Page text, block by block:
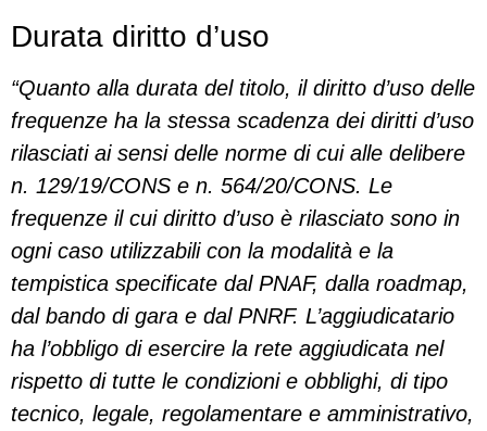
Durata diritto d’uso
“Quanto alla durata del titolo, il diritto d’uso delle
frequenze ha la stessa scadenza dei diritti d’uso
rilasciati ai sensi delle norme di cui alle delibere
n. 129/19/CONS e n. 564/20/CONS. Le
frequenze il cui diritto d’uso è rilasciato sono in
ogni caso utilizzabili con la modalità e la
tempistica specificate dal PNAF, dalla roadmap,
dal bando di gara e dal PNRF. L’aggiudicatario
ha l’obbligo di esercire la rete aggiudicata nel
rispetto di tutte le condizioni e obblighi, di tipo
tecnico, legale, regolamentare e amministrativo,